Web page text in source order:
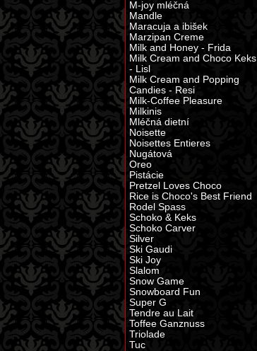
M-joy mléčná
Mandle
Maracuja a ibišek
Marzipan Creme
Milk and Honey - Frida
Milk Cream and Choco Keks
- Lisl
Milk Cream and Popping
Candies - Resi
Milk-Coffee Pleasure
Milkinis
Mléčná dietní
Noisette
Noisettes Entieres
Nugátová
Oreo
Pistácie
Pretzel Loves Choco
Rice is Choco's Best Friend
Rodel Spass
Schoko & Keks
Schoko Carver
Silver
Ski Gaudi
Ski Joy
Slalom
Snow Game
Snowboard Fun
Super G
Tendre au Lait
Toffee Ganznuss
Triolade
Tuc